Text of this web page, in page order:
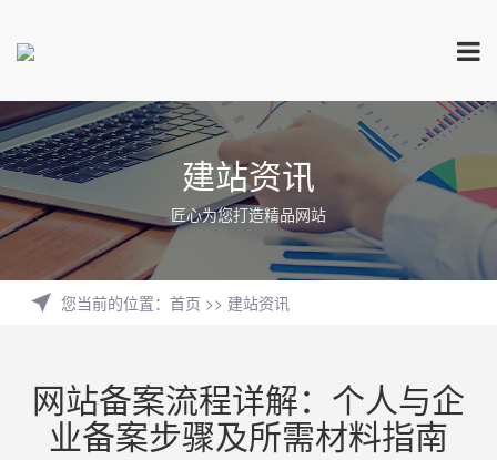
建站资讯
匠心为您打造精品网站
您当前的位置： 首页 >> 建站资讯
网站备案流程详解：个人与企
业备案步骤及所需材料指南